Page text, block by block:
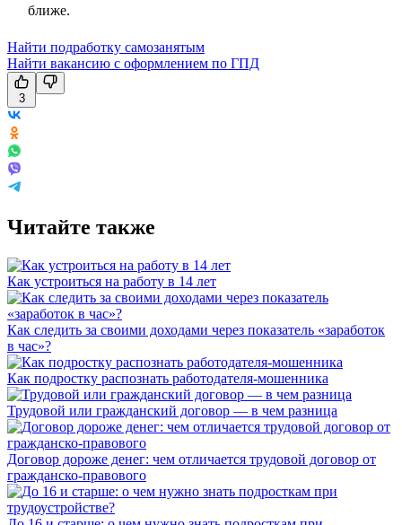
ближе.
Найти подработку самозанятым
Найти вакансию с оформлением по ГПД
3
Читайте также
Как устроиться на работу в 14 лет
Как следить за своими доходами через показатель «заработок
в час»?
Как подростку распознать работодателя-мошенника
Трудовой или гражданский договор — в чем разница
Договор дороже денег: чем отличается трудовой договор от
гражданско-правового